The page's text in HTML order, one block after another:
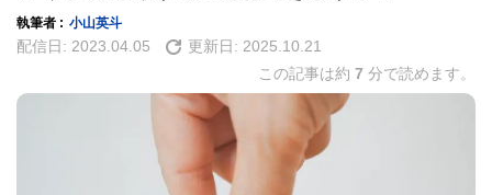
執筆者 : 小山英斗
配信日: 2023.04.05 更新日: 2025.10.21
この記事は約 7 分で読めます。